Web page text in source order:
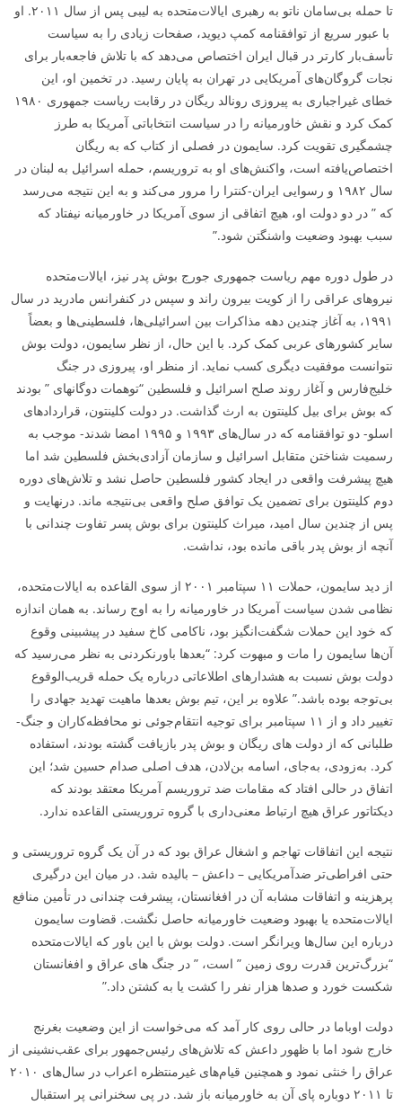
تا حمله بی‌سامان ناتو به رهبری ایالات‌متحده به لیبی پس از سال ۲۰۱۱. او
با عبور سریع از توافقنامه کمپ دیوید، صفحات زیادی را به سیاست
تأسف‌بار کارتر در قبال ایران اختصاص می‌دهد که با تلاش فاجعه‌بار برای
نجات گروگان‌های آمریکایی در تهران به پایان رسید. در تخمین او، این
خطای غیراجباری به پیروزی رونالد ریگان در رقابت ریاست جمهوری ۱۹۸۰
کمک کرد و نقش خاورمیانه را در سیاست انتخاباتی آمریکا به طرز
چشمگیری تقویت کرد. سایمون در فصلی از کتاب که به ریگان
اختصاص‌یافته است، واکنش‌های او به تروریسم، حمله اسرائیل به لبنان در
سال ۱۹۸۲ و رسوایی ایران-کنترا را مرور می‌کند و به این نتیجه می‌رسد
که ” در دو دولت او، هیچ اتفاقی از سوی آمریکا در خاورمیانه نیفتاد که
سبب بهبود وضعیت واشنگتن شود.”
در طول دوره مهم ریاست جمهوری جورج بوش پدر نیز، ایالات‌متحده
نیروهای عراقی را از کویت بیرون راند و سپس در کنفرانس مادرید در سال
۱۹۹۱، به آغاز چندین دهه مذاکرات بین اسرائیلی‌ها، فلسطینی‌ها و بعضاً
سایر کشورهای عربی کمک کرد. با این‌ حال، از نظر سایمون، دولت بوش
نتوانست موفقیت دیگری کسب نماید. از منظر او، پیروزی در جنگ
خلیج‌فارس و آغاز روند صلح اسرائیل و فلسطین “توهمات دوگانه­ای ” بودند
که بوش برای بیل کلینتون به ارث گذاشت. در دولت کلینتون، قراردادهای
اسلو- دو توافقنامه که در سال‌های ۱۹۹۳ و ۱۹۹۵ امضا شدند- موجب به
رسمیت شناختن متقابل اسرائیل و سازمان آزادی‌بخش فلسطین شد اما
هیچ پیشرفت واقعی در ایجاد کشور فلسطین حاصل نشد و تلاش‌های دوره
دوم کلینتون برای تضمین یک توافق صلح واقعی بی‌نتیجه ماند. درنهایت و
پس از چندین سال امید، میراث کلینتون برای بوش پسر تفاوت چندانی با
آنچه از بوش پدر باقی مانده بود، نداشت.
از دید سایمون، حملات ۱۱ سپتامبر ۲۰۰۱ از سوی القاعده به ایالات‌متحده،
نظامی شدن سیاست آمریکا در خاورمیانه را به اوج رساند. به همان اندازه
که خود این حملات شگفت‌انگیز بود، ناکامی کاخ سفید در پیش­بینی وقوع
آن‌ها سایمون را مات و مبهوت کرد: “بعدها باورنکردنی به نظر می‌رسید که
دولت بوش نسبت به هشدار­های اطلاعاتی درباره یک حمله قریب‌الوقوع
بی‌توجه بوده باشد.” علاوه بر این، تیم بوش بعدها ماهیت تهدید جهادی را
تغییر داد و از ۱۱ سپتامبر برای توجیه انتقام‌جوئی نو محافظه‌کاران و جنگ­
طلبانی که از دولت ­های ریگان و بوش پدر بازیافت گشته بودند، استفاده
کرد. به‌زودی، به‌جای، اسامه بن‌لادن، هدف اصلی صدام حسین شد؛ این
اتفاق در حالی افتاد که مقامات ضد تروریسم آمریکا معتقد بودند که
دیکتاتور عراق هیچ ارتباط معنی‌داری با گروه تروریستی القاعده ندارد.
نتیجه این اتفاقات تهاجم و اشغال عراق بود که در آن یک گروه تروریستی و
حتی افراطی‌تر ضدآمریکایی – داعش – بالیده شد. در میان این درگیری
پرهزینه و اتفاقات مشابه آن در افغانستان، پیشرفت چندانی در تأمین منافع
ایالات‌متحده یا بهبود وضعیت خاورمیانه حاصل نگشت. قضاوت سایمون
درباره این سال‌ها ویرانگر است. دولت بوش با این باور که ایالات‌متحده
“بزرگ‌ترین قدرت روی زمین ” است، ” در جنگ­ های عراق و افغانستان
شکست خورد و صدها هزار نفر را کشت یا به کشتن داد.”
دولت اوباما در حالی روی کار آمد که می‌خواست از این وضعیت بغرنج
خارج شود اما با ظهور داعش که تلاش‌های رئیس‌جمهور برای عقب‌نشینی از
عراق را خنثی نمود و همچنین قیام‌های غیرمنتظره اعراب در سال‌های ۲۰۱۰
تا ۲۰۱۱ دوباره پای آن به خاورمیانه باز شد. در پی سخنرانی پر استقبال